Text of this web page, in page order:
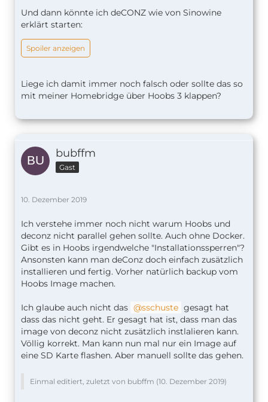
Und dann könnte ich deCONZ wie von Sinowine
erklärt starten:
Spoiler anzeigen
Liege ich damit immer noch falsch oder sollte das so
mit meiner Homebridge über Hoobs 3 klappen?
bubffm
Gast
10. Dezember 2019
Ich verstehe immer noch nicht warum Hoobs und
deconz nicht parallel gehen sollte. Auch ohne Docker.
Gibt es in Hoobs irgendwelche "Installationssperren"?
Ansonsten kann man deConz doch einfach zusätzlich
installieren und fertig. Vorher natürlich backup vom
Hoobs Image machen.
Ich glaube auch nicht das sschuste gesagt hat
dass das nicht geht. Er gesagt hat ist, dass man das
image von deconz nicht zusätzlich instlalieren kann.
Völlig korrekt. Man kann nun mal nur ein Image auf
eine SD Karte flashen. Aber manuell sollte das gehen.
Einmal editiert, zuletzt von bubffm (10. Dezember 2019)